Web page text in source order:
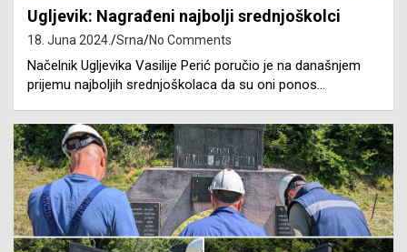
Ugljevik: Nagrađeni najbolji srednjoškolci
18. Juna 2024. Srna No Comments
Načelnik Ugljevika Vasilije Perić poručio je na današnjem
prijemu najboljih srednjoškolaca da su oni ponos…